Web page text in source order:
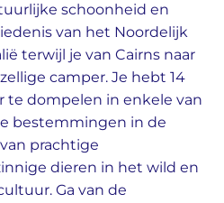
schoonheid en
van het Noordelijk
terwijl je van Cairns naar
camper. Je hebt 14
te dompelen in enkele van
bestemmingen in de
prachtige
dieren in het wild en
Ga van de